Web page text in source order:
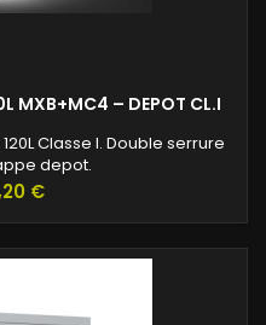
MXB+MC4 – DEPOT CL.I
Classe I. Double serrure
depot.
€